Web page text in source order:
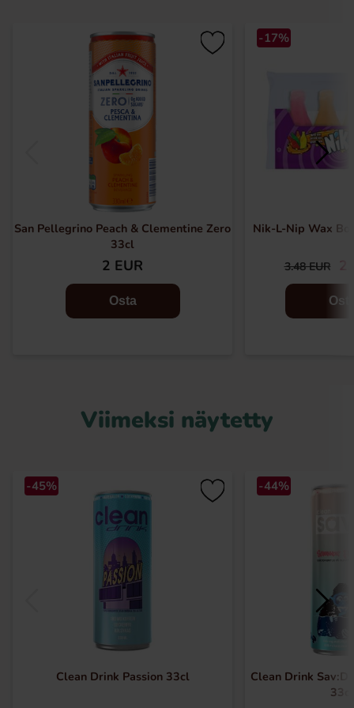
San Pellegrino Peach & Clementine Zero
33cl
2 EUR
Osta
-17%
Nik-L-Nip Wax
3.48 EUR
Viimeksi näytetty
-45%
Clean Drink Passion 33cl
-44%
Clean Drink Sav:D
33cl